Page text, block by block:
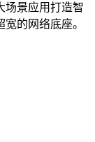
场景应用打造智
的网络底座。